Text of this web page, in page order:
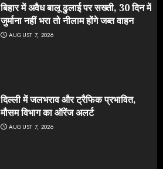
बिहार में अवैध बालू ढुलाई पर सख्ती, 30 दिन में
जुर्माना नहीं भरा तो नीलाम होंगे जब्त वाहन
AUGUST 7, 2026
दिल्ली में जलभराव और ट्रैफिक प्रभावित,
मौसम विभाग का ऑरेंज अलर्ट
AUGUST 7, 2026